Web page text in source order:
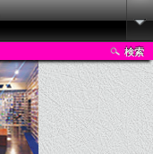
検索